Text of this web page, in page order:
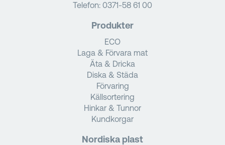
Telefon: 0371-58 61 00
Produkter
ECO
Laga & Förvara mat
Äta & Dricka
Diska & Städa
Förvaring
Källsortering
Hinkar & Tunnor
Kundkorgar
Nordiska plast